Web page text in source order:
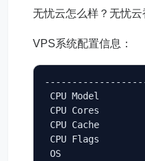
无忧云怎么样？无忧云
VPS系统配置信息：
CPU Model
CPU Cores
CPU Cache
CPU Flags
OS